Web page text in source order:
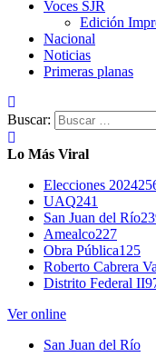
Voces SJR
Edición
Nacional
Noticias
Primeras planas
Buscar:
Lo Más Viral
Elecciones 2024
UAQ241
San Juan del Río
Amealco227
Obra Pública125
Roberto Cabrera
Distrito Federal II
Ver online
San Juan del Río